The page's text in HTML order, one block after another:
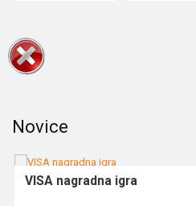
Novice
VISA nagradna igra